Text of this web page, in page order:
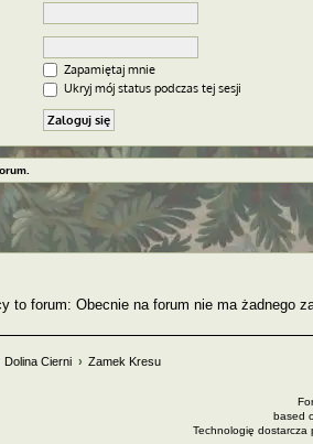
Zapamiętaj mnie
Ukryj mój status podczas tej sesji
to forum: Obecnie na forum nie ma żadnego
Dolina Cierni Zamek Kresu
based
Technologię dostarcza